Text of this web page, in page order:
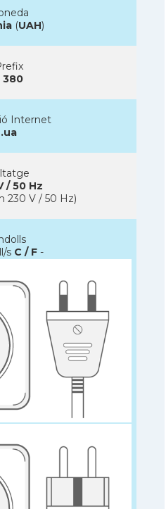
(UAH)
380
Internet
.ua
/ 50 Hz
230 V / 50 Hz)
s C / F -